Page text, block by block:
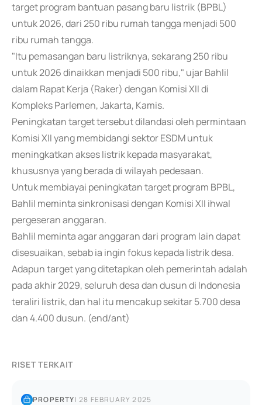
target program bantuan pasang baru listrik (BPBL)
untuk 2026, dari 250 ribu rumah tangga menjadi 500
ribu rumah tangga.
"Itu pemasangan baru listriknya, sekarang 250 ribu
untuk 2026 dinaikkan menjadi 500 ribu," ujar Bahlil
dalam Rapat Kerja (Raker) dengan Komisi XII di
Kompleks Parlemen, Jakarta, Kamis.
Peningkatan target tersebut dilandasi oleh permintaan
Komisi XII yang membidangi sektor ESDM untuk
meningkatkan akses listrik kepada masyarakat,
khususnya yang berada di wilayah pedesaan.
Untuk membiayai peningkatan target program BPBL,
Bahlil meminta sinkronisasi dengan Komisi XII ihwal
pergeseran anggaran.
Bahlil meminta agar anggaran dari program lain dapat
disesuaikan, sebab ia ingin fokus kepada listrik desa.
Adapun target yang ditetapkan oleh pemerintah adalah
pada akhir 2029, seluruh desa dan dusun di Indonesia
teraliri listrik, dan hal itu mencakup sekitar 5.700 desa
dan 4.400 dusun. (end/ant)
RISET TERKAIT
PROPERTY|28 FEBRUARY 2025